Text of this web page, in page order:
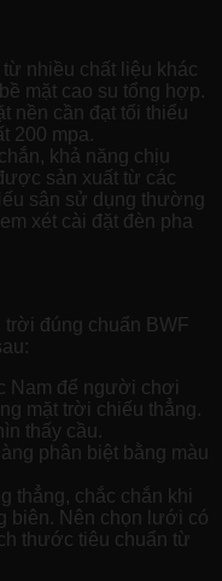
nhiều chất liệu khác
mặt cao su tổng hợp.
nền cần đạt tối thiểu
200 mpa.
khả năng chịu
sản xuất từ các
sân sử dụng thường
xét cài đặt đèn pha
trời đúng chuẩn BWF
Nam để người chơi
mặt trời chiếu thẳng.
thấy cầu.
phân biệt bằng màu
thẳng, chắc chắn khi
biên. Nên chọn lưới có
thước tiêu chuẩn từ